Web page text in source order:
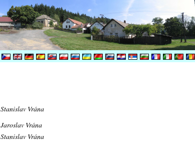
Stanislav Vrána
Jaroslav Vrána
Stanislav Vrána